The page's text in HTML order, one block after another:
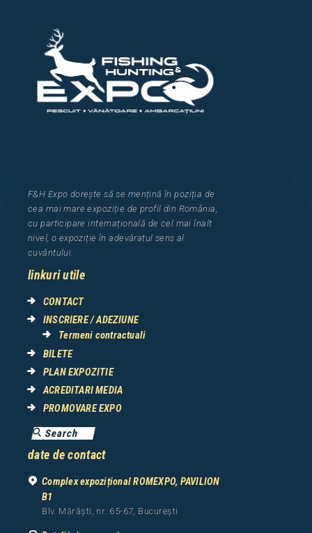
F&H Expo dorește să se mențină în poziția de
cea mai mare expoziție de profil din România,
cu participare internațională de cel maiînalt
nivel, o expoziție în adevăratul sens al
cuvântului.
linkuri utile
CONTACT
INSCRIERE / ADEZIUNE
Termeni contractuali
BILETE
PLAN EXPOZITIE
ACREDITARI MEDIA
PROMOVARE EXPO
date de contact
Complex expozițional ROMEXPO, PAVILION
B1
Blv. Mărăști, nr. 65-67, București